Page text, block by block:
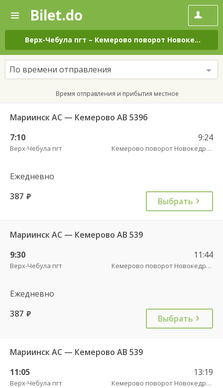
—
Поиск
и
покупка
билетов
на
автобус
онлайн
Bilet.do
Верх-Чебула пгт – Кемерово поворот Новокедровский пов.
По времени отправления
Время отправления и прибытия местное
Мариинск АС — Кемерово АВ 539б
7:10
Верх-Чебула пгт
9:24
Кемерово поворот Новокедровский пов.
Ежедневно
387 руб. Выбрать
Мариинск АС — Кемерово АВ 539
9:30
Верх-Чебула пгт
11:44
Кемерово поворот Новокедровский пов.
Ежедневно
387 руб. Выбрать
Мариинск АС — Кемерово АВ 539
11:05
Верх-Чебула пгт
13:19
Кемерово поворот Новокедровский пов.